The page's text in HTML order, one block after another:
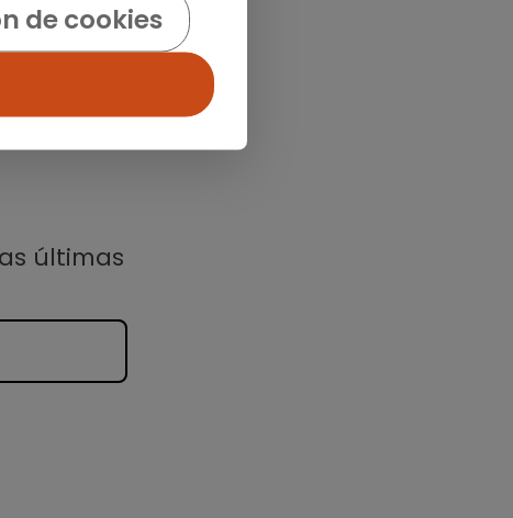
últimas
de cookies